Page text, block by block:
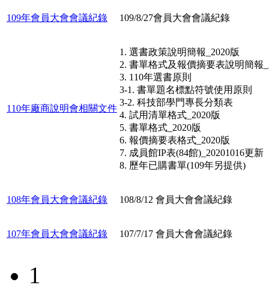
109年會員大會會議紀錄 109/8/27會員大會會議紀錄
110年廠商說明會相關文件
1. 選書政策說明簡報_2020版
2. 書單格式及報價摘要表說明簡報
3. 110年選書原則
3-1. 書單題名標點符號使用原則
3-2. 科技部學門專長分類表
4. 試用清單格式_2020版
5. 書單格式_2020版
6. 報價摘要表格式_2020版
7. 成員館IP表(84館)_20201016更新
8. 歷年已購書單(109年另提供)
108年會員大會會議紀錄 108/8/12 會員大會會議紀錄
107年會員大會會議紀錄 107/7/17 會員大會會議紀錄
1